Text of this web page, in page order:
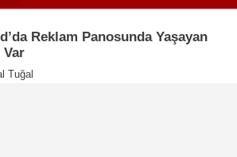
Reklam Panosunda Yaşayan
Var
Tuğal